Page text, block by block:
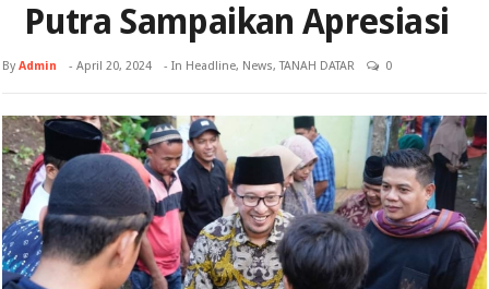
Putra Sampaikan Apresiasi
ByAdmin -April 20, 2024 - In Headline, News,TANAH DATAR 0